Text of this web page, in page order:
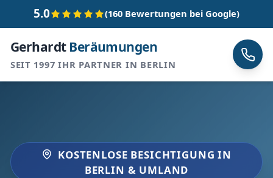
5.0 (160 Bewertungen bei Google)
GerhardtBeräumungen
SEIT 1997 IHR PARTNER IN BERLIN
KOSTENLOSE BESICHTIGUNG IN
BERLIN & UMLAND